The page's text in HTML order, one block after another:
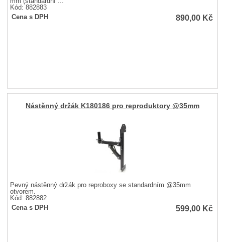
Kód: 882883
Cena s DPH
890,00 Kč
Nástěnný držák K180186 pro reproduktory @35mm
Pevný nástěnný držák pro reproboxy se standardním @35mm
otvorem.
Kód: 882882
Cena s DPH
599,00 Kč